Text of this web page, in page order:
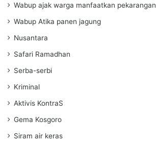
Wabup ajak warga manfaatkan pekarangan
Wabup Atika panen jagung
Nusantara
Safari Ramadhan
Serba-serbi
Kriminal
Aktivis KontraS
Gema Kosgoro
Siram air keras